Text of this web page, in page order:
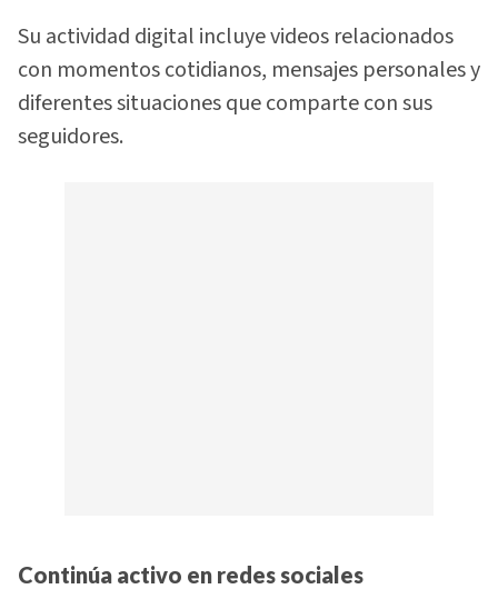
Su actividad digital incluye videos relacionados
con momentos cotidianos, mensajes personales y
diferentes situaciones que comparte con sus
seguidores.
Continúa activo en redes sociales